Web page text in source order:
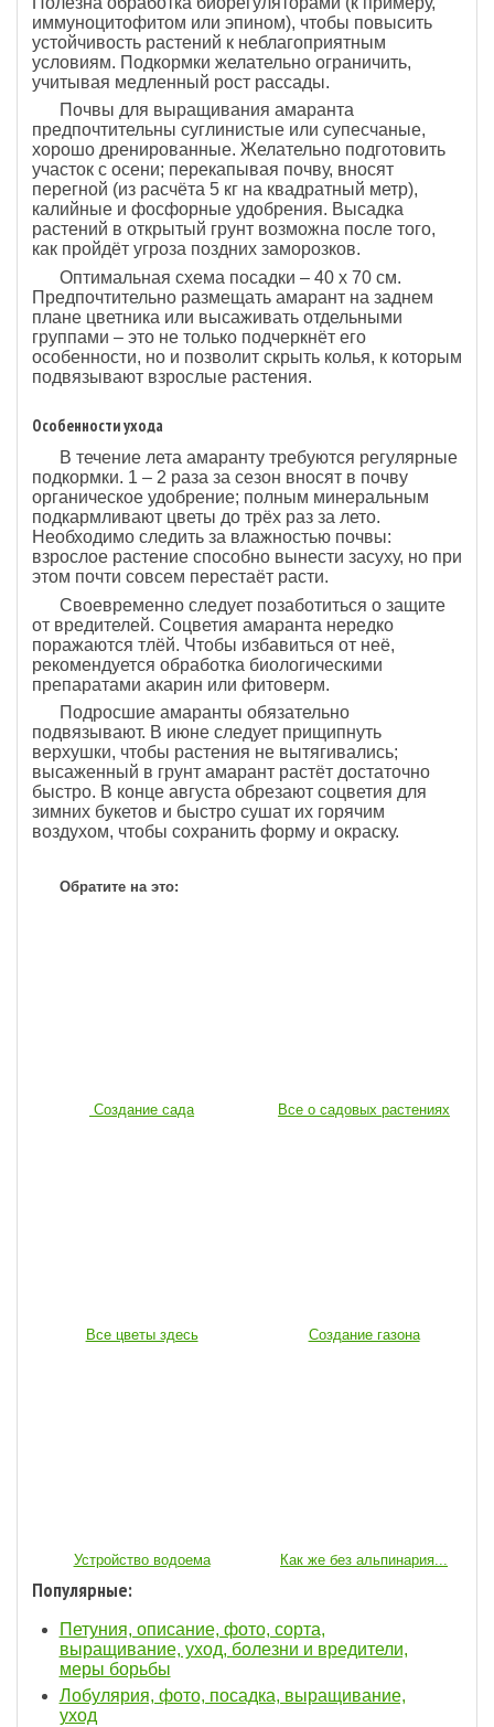
иммуноцитофитом или эпином), чтобы повысить
устойчивость растений к неблагоприятным
условиям. Подкормки желательно ограничить,
учитывая медленный рост рассады.
Почвы для выращивания амаранта
предпочтительны суглинистые или супесчаные,
хорошо дренированные. Желательно подготовить
участок с осени; перекапывая почву, вносят
перегной (из расчёта 5 кг на квадратный метр),
калийные и фосфорные удобрения. Высадка
растений в открытый грунт возможна после того,
как пройдёт угроза поздних заморозков.
Оптимальная схема посадки – 40 х 70 см.
Предпочтительно размещать амарант на заднем
плане цветника или высаживать отдельными
группами – это не только подчеркнёт его
особенности, но и позволит скрыть колья, к которым
подвязывают взрослые растения.
Особенности ухода
В течение лета амаранту требуются регулярные
подкормки. 1 – 2 раза за сезон вносят в почву
органическое удобрение; полным минеральным
подкармливают цветы до трёх раз за лето.
Необходимо следить за влажностью почвы:
взрослое растение способно вынести засуху, но при
этом почти совсем перестаёт расти.
Своевременно следует позаботиться о защите
от вредителей. Соцветия амаранта нередко
поражаются тлёй. Чтобы избавиться от неё,
рекомендуется обработка биологическими
препаратами акарин или фитоверм.
Подросшие амаранты обязательно
подвязывают. В июне следует прищипнуть
верхушки, чтобы растения не вытягивались;
высаженный в грунт амарант растёт достаточно
быстро. В конце августа обрезают соцветия для
зимних букетов и быстро сушат их горячим
воздухом, чтобы сохранить форму и окраску.
Обратите на это:
Создание сада Все о садовых растениях
Все цветы здесь Создание газона
Устройство водоема Как же без альпинария...
Популярные:
Петуния, описание, фото, сорта,
выращивание, уход, болезни и вредители,
меры борьбы
Лобулярия, фото, посадка, выращивание,
уход